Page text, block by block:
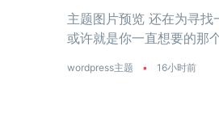
主题图片预览 还在为寻
或许就是你一直想要的那
wordpress主题 • 16小时前